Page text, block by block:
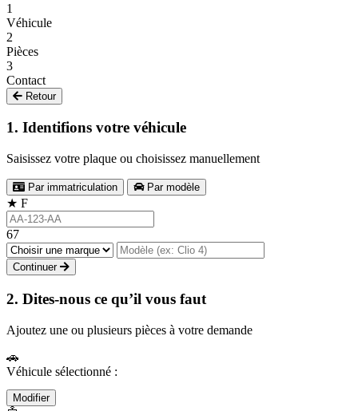
1
Véhicule
2
Pièces
3
Contact
Retour
1. Identifions votre véhicule
Saisissez votre plaque ou choisissez manuellement
Par immatriculation Par modèle
★ F
67
Continuer
2. Dites-nous ce qu’il vous faut
Ajoutez une ou plusieurs pièces à votre demande
🚗
Véhicule sélectionné :
Modifier